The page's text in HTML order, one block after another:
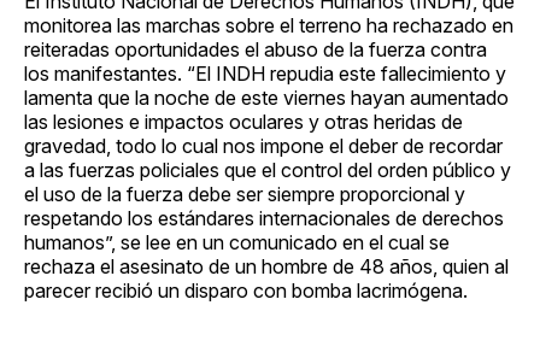
monitorea las marchas sobre el terreno ha rechazado en
reiteradas oportunidades el abuso de la fuerza contra
los manifestantes. “El INDH repudia este fallecimiento y
lamenta que la noche de este viernes hayan aumentado
las lesiones e impactos oculares y otras heridas de
gravedad, todo lo cual nos impone el deber de recordar
a las fuerzas policiales que el control del orden público y
el uso de la fuerza debe ser siempre proporcional y
respetando los estándares internacionales de derechos
humanos”, se lee en un comunicado en el cual se
rechaza el asesinato de un hombre de 48 años, quien al
parecer recibió un disparo con bomba lacrimógena.